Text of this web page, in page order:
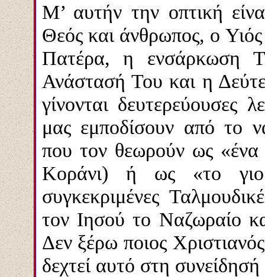
Μ’ αυτήν την οπτική
Θεός και άνθρωπος, ο
Πατέρα, η ενσάρκωση
Ανάστασή Του και η
γίνονται δευτερεύουσες
μας εμποδίσουν από το
που τον θεωρούν ως
Κοράνι) ή ως «το
συγκεκριμένες
τον Ιησού το Ναζωραίο
Δεν ξέρω ποιος
δεχτεί αυτό στη